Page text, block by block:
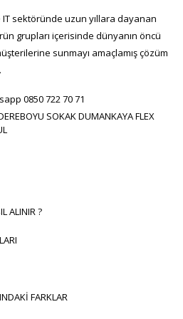
sektöründe uzun yıllara dayanan
grupları içerisinde dünyanın öncü
sunmayı amaçlamış çözüm
0850 722 70 71
SOKAK DUMANKAYA FLEX
ALINIR ?
FARKLAR